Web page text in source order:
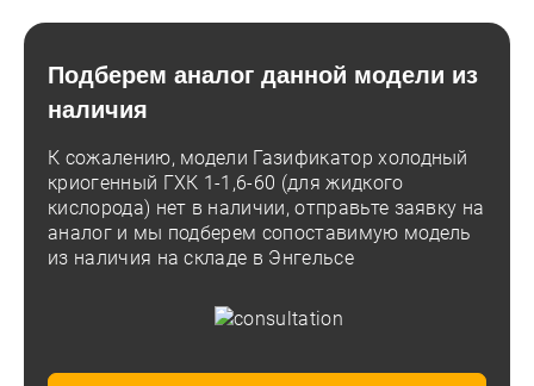
Подберем аналог данной модели из
наличия
К сожалению, модели Газификатор холодный
криогенный ГХК 1-1,6-60 (для жидкого
кислорода) нет в наличии, отправьте заявку на
аналог и мы подберем сопоставимую модель
из наличия на складе в Энгельсе